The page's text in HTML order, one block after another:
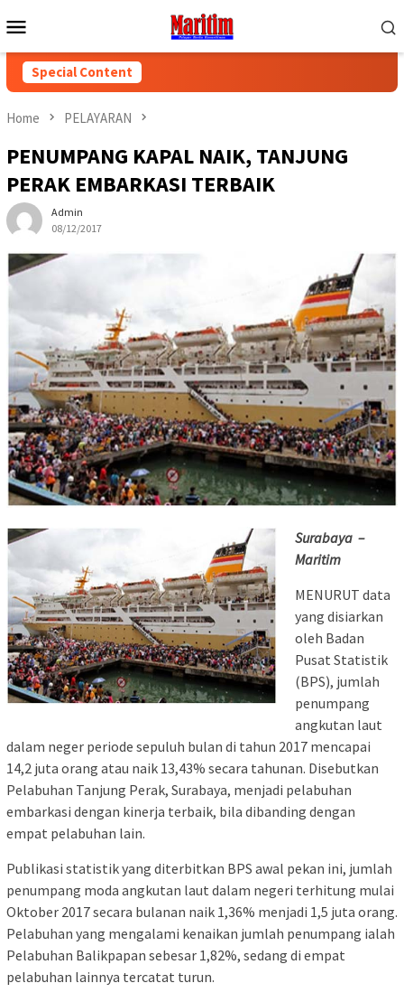
to
Menu
Special Content
Home PELAYARAN
PENUMPANG KAPAL NAIK, TANJUNG
PERAK EMBARKASI TERBAIK
Admin
08/12/2017
Surabaya –
Maritim
MENURUT data
yang disiarkan
oleh Badan
Pusat Statistik
(BPS), jumlah
penumpang
angkutan laut
dalam neger periode sepuluh bulan di tahun 2017 mencapai
14,2 juta orang atau naik 13,43% secara tahunan. Disebutkan
Pelabuhan Tanjung Perak, Surabaya, menjadi pelabuhan
embarkasi dengan kinerja terbaik, bila dibanding dengan
empat pelabuhan lain.
Publikasi statistik yang diterbitkan BPS awal pekan ini, jumlah
penumpang moda angkutan laut dalam negeri terhitung mulai
Oktober 2017 secara bulanan naik 1,36% menjadi 1,5 juta orang.
Pelabuhan yang mengalami kenaikan jumlah penumpang ialah
Pelabuhan Balikpapan sebesar 1,82%, sedang di empat
pelabuhan lainnya tercatat turun.